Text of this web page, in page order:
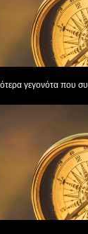
γεγονότα που